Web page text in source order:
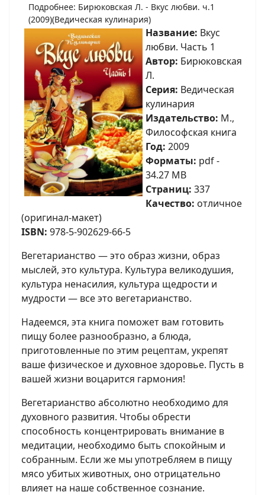
Подробнее: Бирюковская Л. - Вкус любви. ч.1
(2009)(Ведическая кулинария)
Название: Вкус
любви. Часть 1
Автор: Бирюковская
Л.
Серия: Ведическая
кулинария
Издательство: М.,
Философская книга
Год: 2009
Форматы: pdf -
34.27 MB
Страниц: 337
Качество: отличное
(оригинал-макет)
ISBN: 978-5-902629-66-5
Вегетарианство — это образ жизни, образ
мыслей, это культура. Культура великодушия,
культура ненасилия, культура щедрости и
мудрости — все это вегетарианство.
Надеемся, эта книга поможет вам готовить
пищу более разнообразно, а блюда,
приготовленные по этим рецептам, укрепят
ваше физическое и духовное здоровье. Пусть в
вашей жизни воцарится гармония!
Вегетарианство абсолютно необходимо для
духовного развития. Чтобы обрести
способность концентрировать внимание в
медитации, необходимо быть спокойным и
собранным. Если же мы употребляем в пищу
мясо убитых животных, оно отрицательно
влияет на наше собственное сознание.